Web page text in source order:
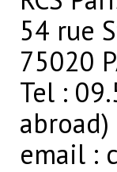
54 rue
75020
Tel :
email :